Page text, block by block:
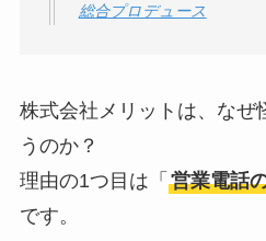
総合プロデュース
株式会社メリットは、なぜ
うのか？
理由の1つ目は「 営業電話
です。